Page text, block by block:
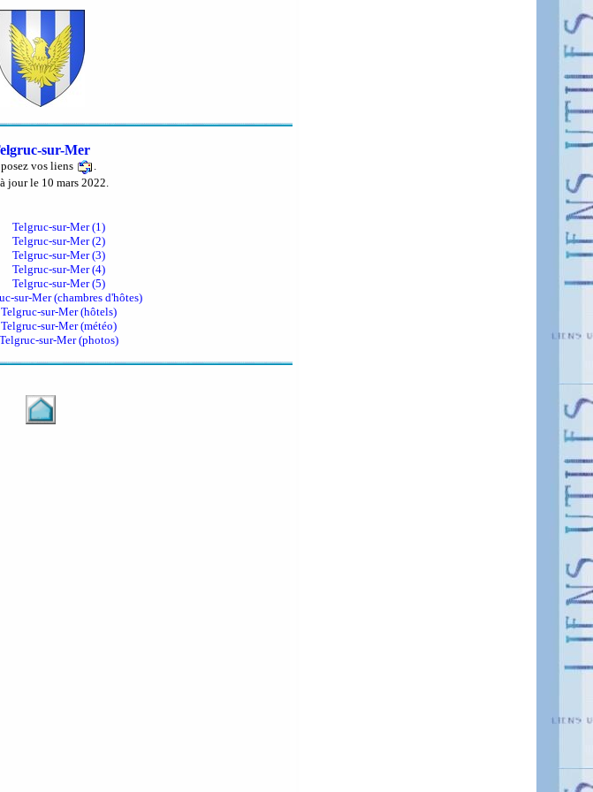
sur-Mer
vos liens
jour le 10 mars 2022.
Telgruc-sur-Mer (1)
Telgruc-sur-Mer (2)
Telgruc-sur-Mer (3)
Telgruc-sur-Mer (4)
Telgruc-sur-Mer (5)
sur-Mer (chambres d'hôtes)
Telgruc-sur-Mer (hôtels)
Telgruc-sur-Mer (météo)
Telgruc-sur-Mer (photos)